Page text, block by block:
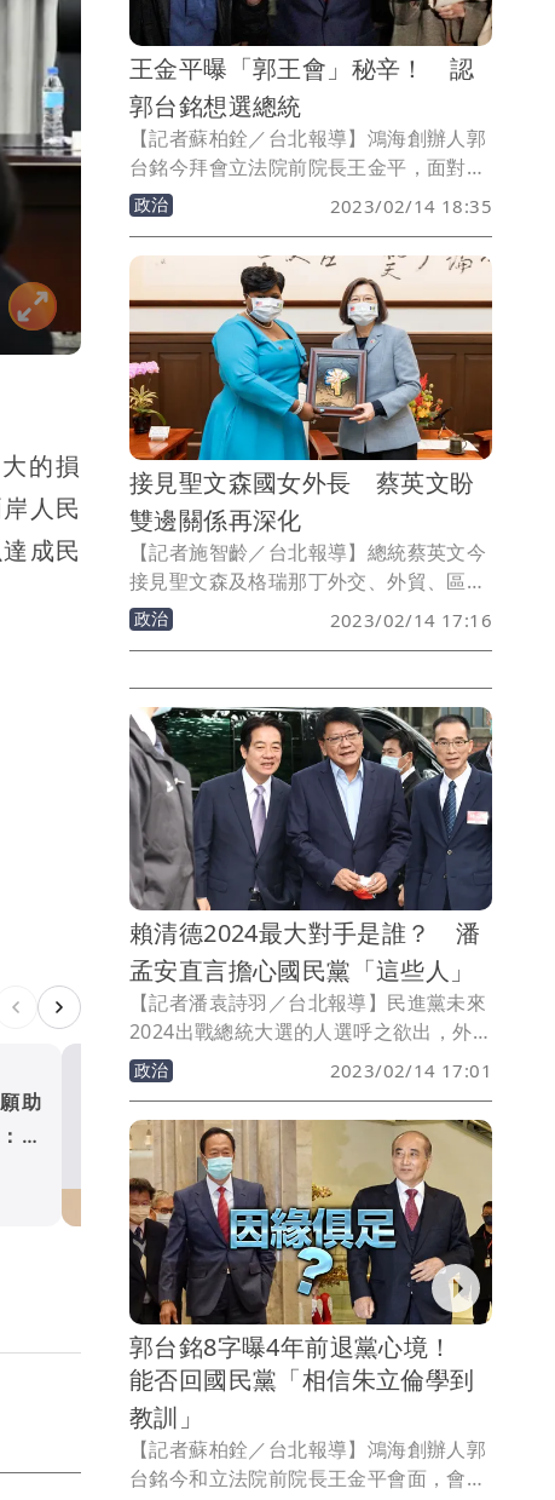
的損
人民
成民
助
顯
「劉德華」現身立院！情人
唱歌聲驚呆眾人 畫面曝光
竟是他
王金平曝「郭王會」秘辛！ 認
郭台銘想選總統
【記者蘇柏銓／台北報導】鴻海創辦人郭
台銘今拜會立法院前院長王金平，面對
2024總統大選，郭台銘坦言「只要能替台
灣這片土地做事，我義不容辭」，而王金
平也證實，在會談中郭台銘希望參加國民
黨初選，「希望代表國民黨參選」。
政治 2023/02/14 18:35
接見聖文森國女外長 蔡英文盼
雙邊關係再深化
【記者施智齡／台北報導】總統蔡英文今
接見聖文森及格瑞那丁外交、外貿、區域
統合暨僑務部長彼德絲時表示，台灣及聖
文森一起把握後疫情經濟復甦的機會，共
流奠定穩健基礎，期許兩國持續深化雙邊
關係，為人民創造更多福祉。
政治 2023/02/14 17:16
賴清德2024最大對手是誰？ 潘
孟安直言擔心國民黨「這些人」
【記者潘袁詩羽／台北報導】民進黨未來
2024出戰總統大選的人選呼之欲出，外界
甚至綠營都已將副總統賴清德視為準備戰
人選，反觀國民黨的人選目前並未出籠。
屏東縣前縣長潘孟安今天（14日）指出，
無論是侯友宜還是朱立倫，國民黨每個人
都很強，現在在檯面上的人都各有特色，
民進黨也很擔心。
政治 2023/02/14 17:01
郭台銘8字曝4年前退黨心境！
能否回國民黨「相信朱立倫學到
教訓」
【記者蘇柏銓／台北報導】鴻海創辦人郭
台銘今和立法院前院長王金平會面，會後